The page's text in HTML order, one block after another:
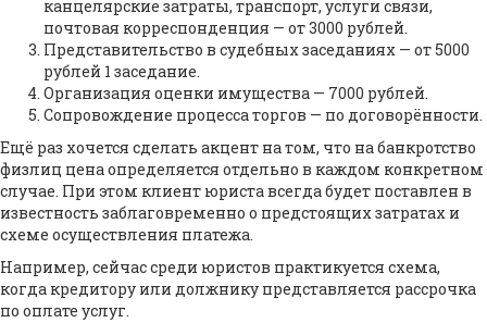
канцелярские затраты, транспорт, услуги связи,
почтовая корреспонденция — от 3000 рублей.
Представительство в судебных заседаниях — от 5000
рублей 1 заседание.
Организация оценки имущества — 7000 рублей.
Сопровождение процесса торгов — по договорённости.
Ещё раз хочется сделать акцент на том, что на банкротство
физлиц цена определяется отдельно в каждом конкретном
случае. При этом клиент юриста всегда будет поставлен в
известность заблаговременно о предстоящих затратах и
схеме осуществления платежа.
Например, сейчас среди юристов практикуется схема,
когда кредитору или должнику представляется рассрочка
по оплате услуг.